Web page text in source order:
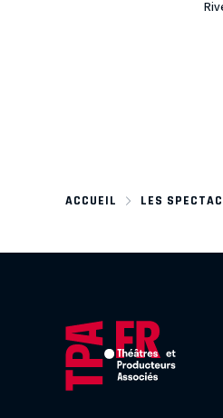
ACCUEIL LES